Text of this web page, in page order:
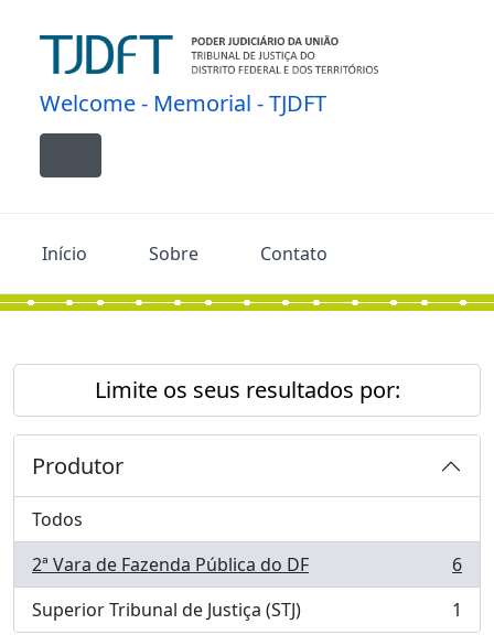
Welcome - Memorial - TJDFT
Toggle navigation
Início Sobre Contato
Limite os seus resultados por:
Produtor
Todos
2ª Vara de Fazenda Pública do DF
, 6 resultados
6
Superior Tribunal de Justiça (STJ)
, 1 resultados 1